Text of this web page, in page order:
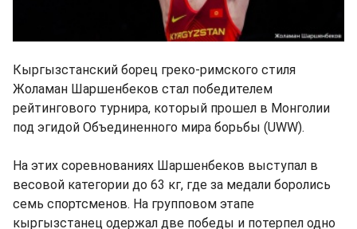
Кыргызстанский борец греко-римского стиля
Жоламан Шаршенбеков стал победителем
рейтингового турнира, который прошел в Монголии
под эгидой Объединенного мира борьбы (UWW).
На этих соревнованиях Шаршенбеков выступал в
весовой категории до 63 кг, где за медали боролись
семь спортсменов. На групповом этапе
кыргызстанец одержал две победы и потерпел одно